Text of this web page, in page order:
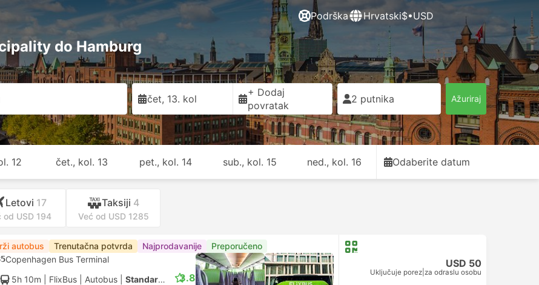
Podrška Hrvatski$•USD
do Hamburg
čet, 13. kol
+ Dodaj
povratak
2 putnika Ažuriraj
12 čet., kol. 13 pet., kol. 14 sub., kol. 15 ned., kol. 16 Odaberite datum
Letovi 17
od USD 194
Taksiji 4
Već od USD 1285
autobus Trenutačna potvrda Najprodavanije Preporučeno
Copenhagen Bus Terminal
5h 10m | FlixBus Autobus Standardno 3.8
USD 50
Uključuje porez za odraslu osobu